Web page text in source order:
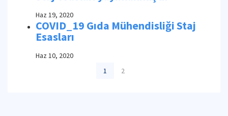
Haz 19, 2020
COVID_19 Gıda Mühendisliği Staj
Esasları
Haz 10, 2020
1
2